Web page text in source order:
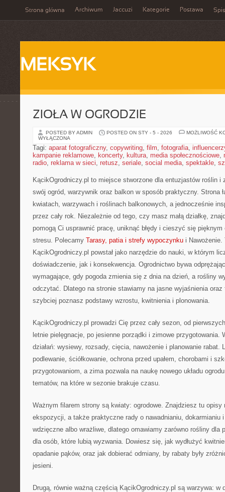
Strona główna Archiwum Jaccuzi Kategorie Postawa
MEKSYK
ZIOŁA W OGRODZIE
POSTED BY ADMIN POSTED ON STY - 5 - 2026
MOŻLIWOŚĆ
WYŁĄCZONA
Tagi: aparat fotograficzny, copywriting, film, fotografia,
kampanie reklamowe, koncerty, kultura, media społecznościowe,
radio, reklama w sieci, retusz, seriale, social media, spektakle,
KącikOgrodniczy.pl to miejsce stworzone dla entuzjastów roślin
swój ogród, warzywnik oraz balkon w sposób praktyczny. Strona
kwiatach, warzywach i roślinach balkonowych, a jednocześnie
przez cały rok. Niezależnie od tego, czy masz małą działkę,
pomogą Ci usprawnić pracę, uniknąć błędy i cieszyć się
stresu. Polecamy Tarasy, patia i strefy wypoczynku i
KącikOgrodniczy.pl powstał jako narzędzie do nauki, w którym
doświadczenie, jak i konsekwencja. Ogrodnictwo bywa
wymagające, gdy pogoda zmienia się z dnia na dzień, a rośliny
odczytać. Dlatego na stronie stawiamy na jasne wyjaśnienia
szybciej poznasz podstawy wzrostu, kwitnienia i plonowania.
KącikOgrodniczy.pl prowadzi Cię przez cały sezon, od
letnie pielęgnacje, po jesienne porządki i zimowe przygotowania.
działań: wysiewy, rozsady, cięcia, nawożenie i planowanie rabat.
podlewanie, ściółkowanie, ochrona przed upałem, chorobami i
przygotowaniom, a zima pozwala na naukę nowego układu
tematów, na które w sezonie brakuje czasu.
Ważnym filarem strony są kwiaty: ogrodowe. Znajdziesz tu
ekspozycji, a także praktyczne rady o nawadnianiu, dokarmianiu
wdzięczne albo wrażliwe, dlatego omawiamy zarówno rośliny dla
dla osób, które lubią wyzwania. Dowiesz się, jak wydłużyć
opadanie pąków, oraz jak dobierać odmiany, by rabaty były
jesieni.
Drugą, równie ważną częścią KącikOgrodniczy.pl są warzywa: w